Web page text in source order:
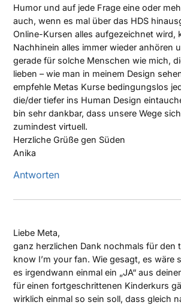
Humor und auf jede Frage eine oder
auch, wenn es mal über das HDS
Online-Kursen alles aufgezeichnet wird,
Nachhinein alles immer wieder anhören
gerade für solche Menschen wie mich,
lieben – wie man in meinem Design
empfehle Metas Kurse bedingungslos
die/der tiefer ins Human Design
bin sehr dankbar, dass unsere Wege
zumindest virtuell.
Herzliche Grüße gen Süden
Anika
Antworten
Liebe Meta,
ganz herzlichen Dank nochmals für den
know I’m your fan. Wie gesagt, es wäre
es irgendwann einmal ein „JA“ aus
für einen fortgeschrittenen Kinderkurs
wirklich einmal so sein soll, dass gleich